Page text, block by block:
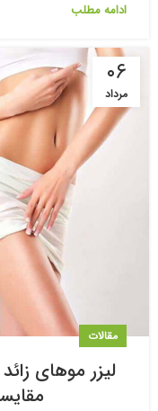
ادامه مطلب
۰۶
مرداد
مقالات
لیزر موهای